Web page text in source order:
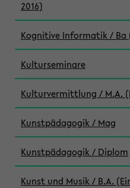
2016)
Kognitive Informatik / Ba
Kulturseminare
Kulturvermittlung / M.A.
Kunstpädagogik / Mag
Kunstpädagogik / Diplom
Kunst und Musik / B.A.